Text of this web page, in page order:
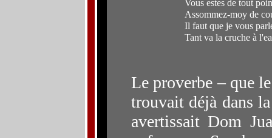
Vous estes de tout
Assommez-moy de
Il faut que je vous
Tant va la cruche à
Le proverbe – que
trouvait déjà dans
avertissait Dom